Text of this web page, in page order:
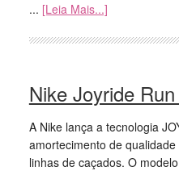
... [Leia Mais...]
Nike Joyride
A Nike lança a tecnologia
amortecimento de
linhas de caçados. O